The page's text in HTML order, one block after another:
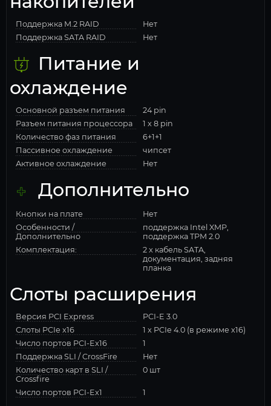
Поддержка M.2 RAID
Нет
Поддержка SATA RAID
Нет
Питание и
охлаждение
Основной разъем питания
24 pin
Разъем питания процессора
1 x 8 pin
Количество фаз питания
6+1+1
Пассивное охлаждение
чипсет
Активное охлаждение
Нет
Дополнительно
Кнопки на плате
Нет
Особенности /
Дополнительно
поддержка Intel XMP,
поддержка TPM 2.0
Комплектация:
2 x кабель SATA,
документация, задняя
планка
Слоты расширения
Версия PCI Express
PCI-E 3.0
Слоты PCIe x16
1 x PCIe 4.0 (в режиме x16)
Число портов PCI-Ex16
1
Поддержка SLI / CrossFire
Нет
Количество карт в SLI /
Crossfire
0 шт
Число портов PCI-Ex1 1